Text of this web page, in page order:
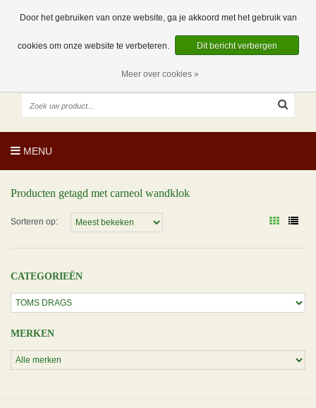
0 Artikelen
NL
EUR
MENU
Producten getagd met carneol wandklok
Sorteren op:
CATEGORIEËN
MERKEN
Door het gebruiken van onze website, ga je akkoord met het gebruik van
cookies om onze website te verbeteren. Dit bericht verbergen
Meer over cookies »